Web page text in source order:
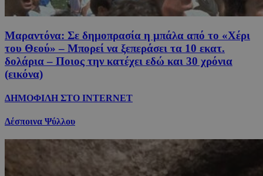
Μαραντόνα: Σε δημοπρασία η μπάλα από το «Χέρι
του Θεού» – Μπορεί να ξεπεράσει τα 10 εκατ.
δολάρια – Ποιος την κατέχει εδώ και 30 χρόνια
(εικόνα)
ΔΗΜΟΦΙΛΗ ΣΤΟ INTERNET
Δέσποινα Ψύλλου